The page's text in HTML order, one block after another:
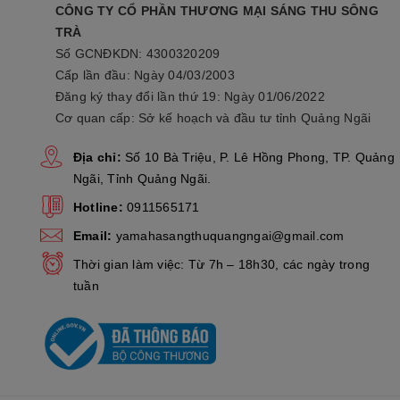
CÔNG TY CỔ PHẦN THƯƠNG MẠI SÁNG THU SÔNG
TRÀ
Số GCNĐKDN: 4300320209
Cấp lần đầu: Ngày 04/03/2003
Đăng ký thay đổi lần thứ 19: Ngày 01/06/2022
Cơ quan cấp: Sở kế hoạch và đầu tư tỉnh Quảng Ngãi
Địa chỉ: Số 10 Bà Triệu, P. Lê Hồng Phong, TP. Quảng
Ngãi, Tỉnh Quảng Ngãi.
Hotline: 0911565171
Email: yamahasangthuquangngai@gmail.com
Thời gian làm việc: Từ 7h – 18h30, các ngày trong
tuần